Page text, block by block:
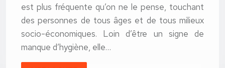
est plus fréquente qu’on ne le pense, touchant
des personnes de tous âges et de tous milieux
socio-économiques. Loin d’être un signe de
manque d’hygiène, elle…